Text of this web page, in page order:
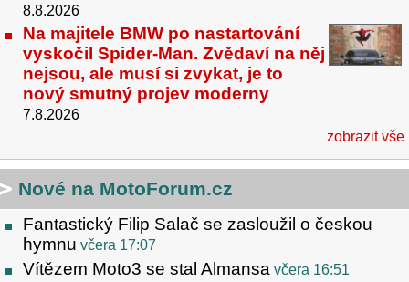
8.8.2026
Na majitele BMW po nastartování
vyskočil Spider-Man. Zvědaví na něj
nejsou, ale musí si zvykat, je to
nový smutný projev moderny
7.8.2026
zobrazit vše
Nové na MotoForum.cz
Fantastický Filip Salač se zasloužil o českou
hymnu včera 17:07
Vítězem Moto3 se stal Almansa včera 16:51